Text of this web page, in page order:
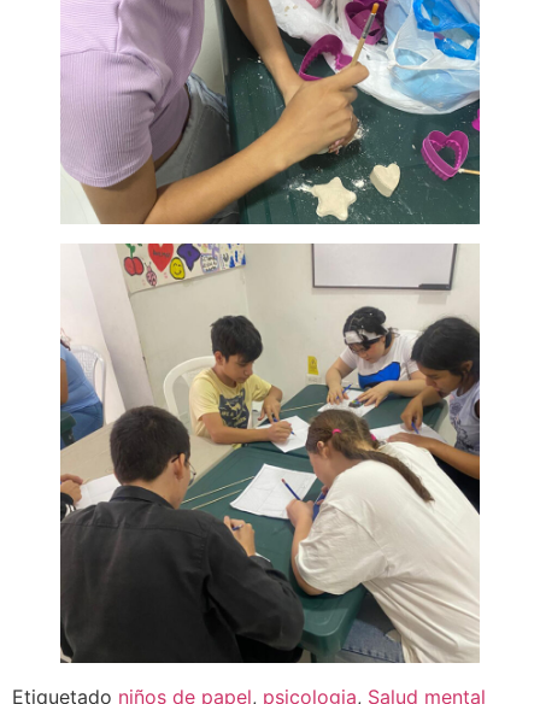
Etiquetado niños de papel, psicologia, Salud mental